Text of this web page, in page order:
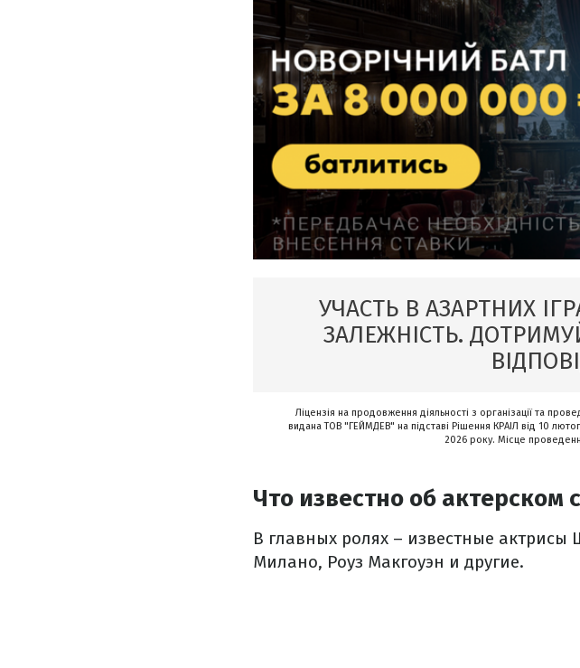
УЧАСТЬ В АЗАРТНИХ
ЗАЛЕЖНІСТЬ.
Ліцензія на продовження діяльності з організації та
видана ТОВ "ГЕЙМДЕВ" на підставі Рішення КРАІЛ від 10
2026 року. Місце
Что известно об актерском
В главных ролях – известные
Милано, Роуз Макгоуэн и другие.